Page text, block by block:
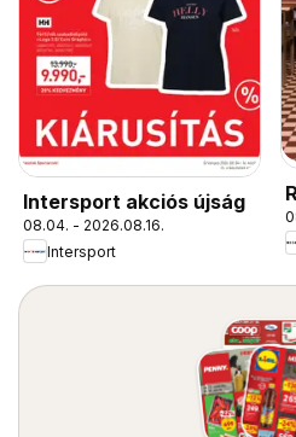
Intersport akciós újság
08.04. - 2026.08.16.
Intersport